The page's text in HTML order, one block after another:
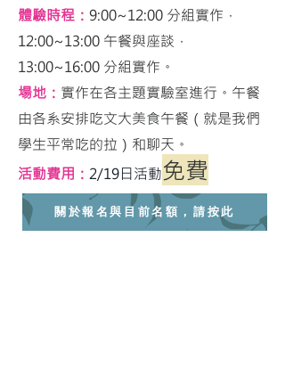
體驗時程： 9:00~12:00 分組實作，
12:00~13:00 午餐與座談，
13:00~16:00 分組實作。
場地： 實作在各主題實驗室進行。午餐
由各系安排吃文大美食午餐（就是我們
學生平常吃的拉）和聊天。
​活動費用： 2/19日活動免費
關於報名與目前名額，請按此